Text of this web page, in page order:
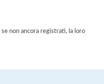
non ancora registrati, la loro